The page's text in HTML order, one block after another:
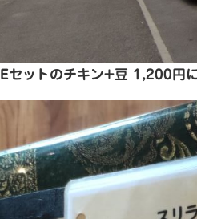
Eセットのチキン+豆 1,200円